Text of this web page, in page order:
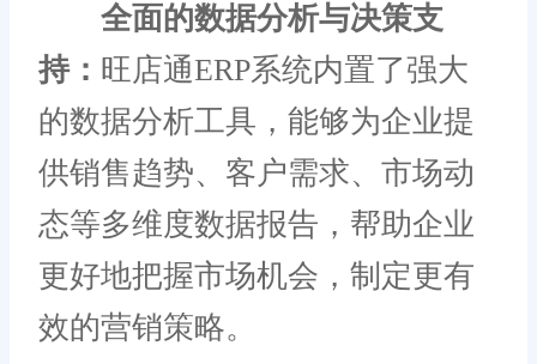
全面的数据分析与决策支
持： 旺店通ERP系统内置了强大
的数据分析工具，能够为企业提
供销售趋势、客户需求、市场动
态等多维度数据报告，帮助企业
更好地把握市场机会，制定更有
效的营销策略。